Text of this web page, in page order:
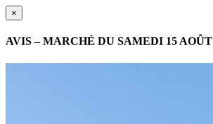
×
AVIS – MARCHÉ DU SAMEDI 15 AOÛT